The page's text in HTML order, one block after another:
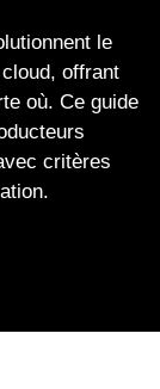
le
offrant
où. Ce guide
critères